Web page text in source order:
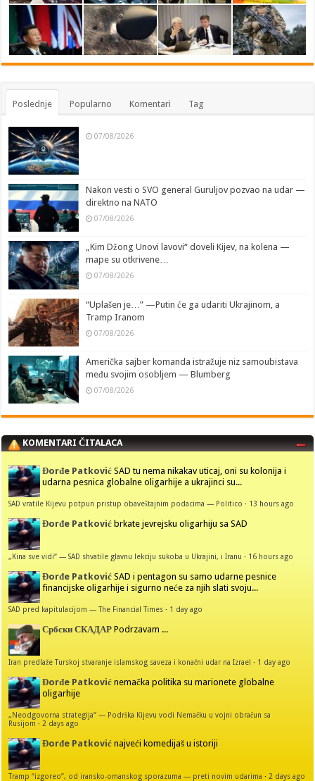
Poslednje Popularno Komentari Tag
07/08/2026
Nakon vesti o SVO general Guruljov pozvao na udar —
direktno na NATO
07/08/2026
„Kim Džong Unovi lavovi“ doveli Kijev, na kolena —
mape su otkrivene…
07/08/2026
“Uplašen je…” —Putin će ga udariti Ukrajinom, a
Tramp Iranom
07/08/2026
Američka sajber komanda istražuje niz samoubistava
među svojim osobljem — Blumberg
07/08/2026
KOMENTARI ČITALACA
Đorđe Patković SAD tu nema nikakav uticaj, oni su kolonija i
udarna pesnica globalne oligarhije a ukrajinci su...
SAD vratile Kijevu potpun pristup obaveštajnim podacima — Politico · 13 hours ago
Đorđe Patković brkate jevrejsku oligarhiju sa SAD
„Kina sve vidi“ — SAD shvatile glavnu lekciju sukoba u Ukrajini, i Iranu · 16 hours ago
Đorđe Patković SAD i pentagon su samo udarne pesnice
financijske oligarhije i sigurno neće za njih slati svoju...
SAD pred kapitulacijom — The Financial Times · 1 day ago
Србски СКАДАР Podrzavam ...
Iran predlaže Turskoj stvaranje islamskog saveza i konačni udar na Izrael · 1 day ago
Đorđe Patković nemačka politika su marionete globalne
oligarhije
„Neodgovorna strategija“ — Podrška Kijevu vodi Nemačku u vojni obračun sa
Rusijom · 2 days ago
Đorđe Patković najveći komedijaš u istoriji
Tramp “izgoreo”, od iransko-omanskog sporazuma — preti novim udarima · 2 days ago